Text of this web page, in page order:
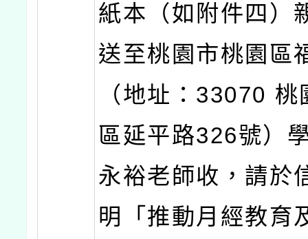
紙本（如附件四）
送至桃園市桃園區
（地址：33070
區延平路326號）
永裕老師收，請於
明「推動月經教育